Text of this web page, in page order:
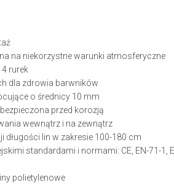
na niekorzystne warunki atmosferyczne
4 rurek
dla zdrowia barwników
o średnicy 10 mm
przed korozją
wewnątrz i na zewnątrz
długości lin w zakresie 100-180 cm
standardami i normami: CE, EN-71-1,
polietylenowe